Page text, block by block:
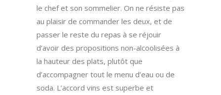
le chef et son sommelier. On ne résiste pas
au plaisir de commander les deux, et de
passer le reste du repas à se réjouir
d’avoir des propositions non-alcoolisées à
la hauteur des plats, plutôt que
d’accompagner tout le menu d’eau ou de
soda. L’accord vins est superbe et